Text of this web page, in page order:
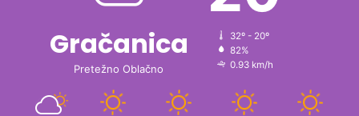
Gračanica
Pretežno Oblačno
32º - 20º
82%
0.93 km/h